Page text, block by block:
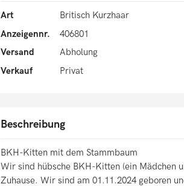
Art
Britisch Kurzhaar
Anzeigennr.
406801
Versand
Abholung
Verkauf
Privat
Beschreibung
BKH-Kitten mit dem Stammbaum
Wir sind hübsche BKH-Kitten (ein Mädchen
Zuhause. Wir sind am 01.11.2024 geboren